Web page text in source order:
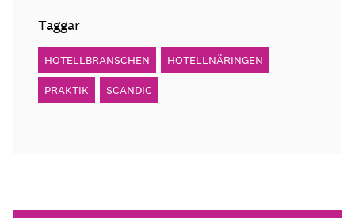
Taggar
HOTELLBRANSCHEN HOTELLNÄRINGEN
PRAKTIK SCANDIC